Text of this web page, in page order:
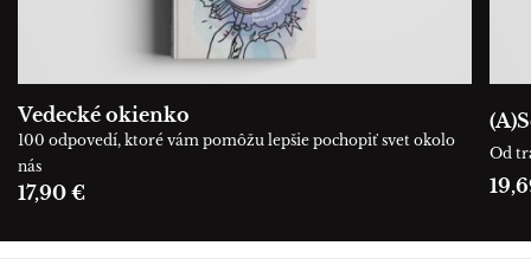
Vedecké okienko
100 odpovedí, ktoré vám pomôžu lepšie pochopiť svet okolo
nás
17,90 €
Od